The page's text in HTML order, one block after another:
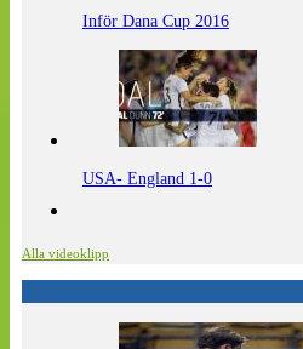
Inför Dana Cup 2016
USA- England 1-0
Alla videoklipp